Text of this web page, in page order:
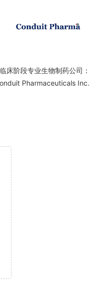
临床阶段专业生物制药公司
onduit Pharmaceuticals Inc.